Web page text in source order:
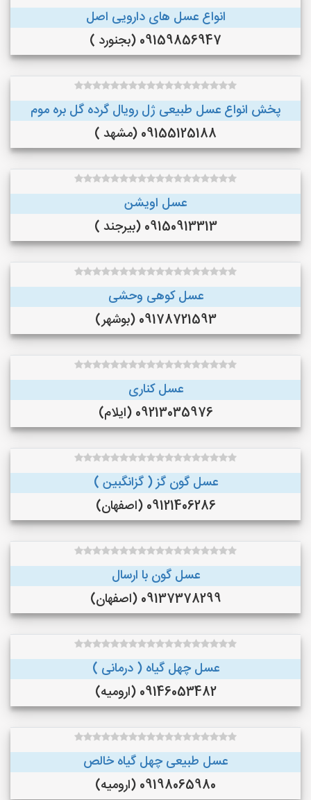
انواع عسل های دارویی اصل
09159856947 (بجنورد )
پخش انواع عسل طبیعی ژل رویال گرده گل بره موم
09155125188 (مشهد )
عسل اویشن
09150913313 (بیرجند )
عسل کوهی وحشی
09178721593 (بوشهر)
عسل کناری
09213035976 (ایلام)
عسل گون گز ( گزانگبین )
09121406286 (اصفهان)
عسل گون با ارسال
09137378299 (اصفهان)
عسل چهل گیاه ( درمانی )
09146053482 (ارومیه)
عسل طبیعی چهل گیاه خالص
09198065980 (ارومیه)